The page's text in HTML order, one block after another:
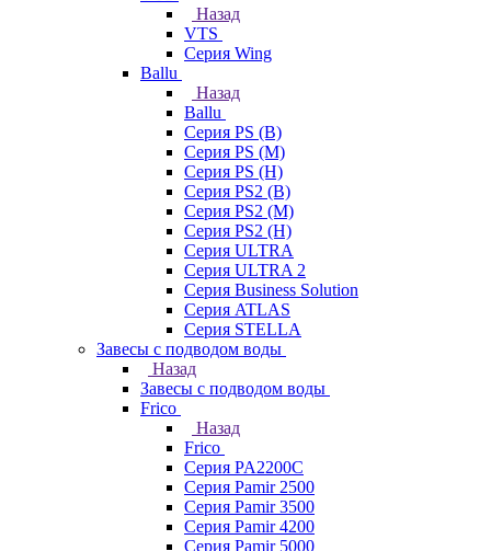
Назад
VTS
Серия Wing
Ballu
Назад
Ballu
Серия PS (B)
Серия PS (M)
Серия PS (H)
Серия PS2 (B)
Серия PS2 (M)
Серия PS2 (H)
Серия ULTRA
Серия ULTRA 2
Серия Business Solution
Серия ATLAS
Серия STELLA
Завесы с подводом воды
Назад
Завесы с подводом воды
Frico
Назад
Frico
Серия PA2200C
Серия Pamir 2500
Серия Pamir 3500
Серия Pamir 4200
Серия Pamir 5000